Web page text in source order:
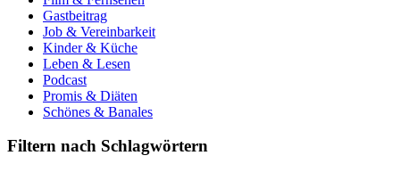
Gastbeitrag
Job & Vereinbarkeit
Kinder & Küche
Leben & Lesen
Podcast
Promis & Diäten
Schönes & Banales
Filtern nach Schlagwörtern